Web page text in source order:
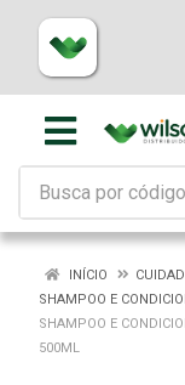
INÍCIO
SHAMPOO E
SHAMPOO E
500ML